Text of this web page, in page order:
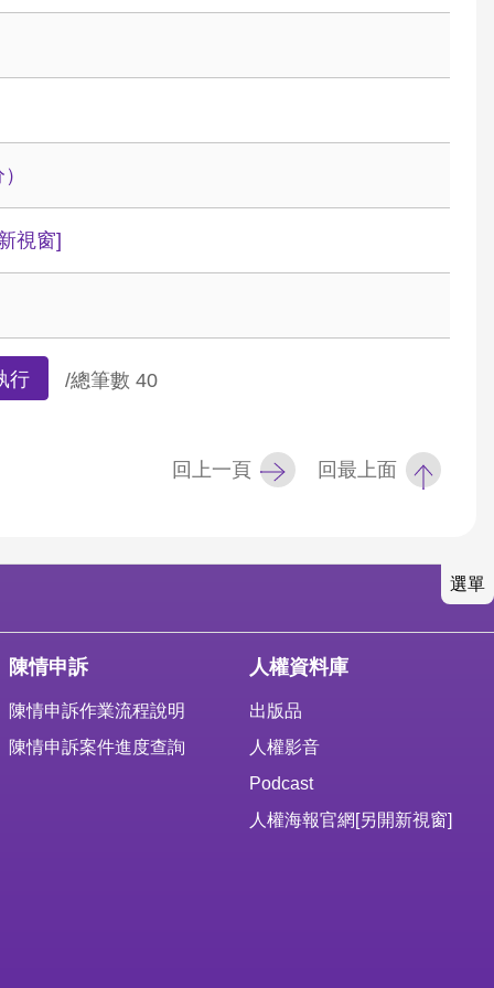
視窗]
行 /總筆數 40
回上一頁 回最上面
選單
陳情申訴
陳情申訴作業流程說明
陳情申訴案件進度查詢
人權資料庫
出版品
人權影音
Podcast
人權海報官網[另開新視窗]